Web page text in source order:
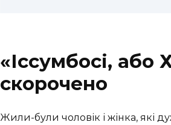
«Іссумбосі, або
скорочено
Жили-були чоловік і жінка, які